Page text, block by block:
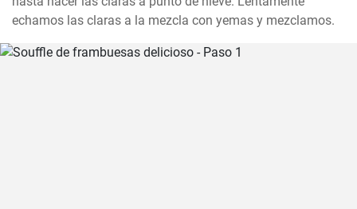
echamos las claras a la mezcla con yemas y mezclamos.